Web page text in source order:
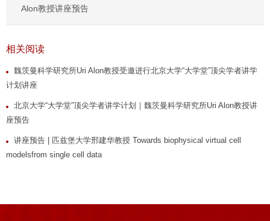
Alon教授讲座预告
相关阅读
魏茨曼科学研究所Uri Alon教授受邀进行北京大学“大学堂”顶尖学者讲学
计划讲座
北京大学“大学堂”顶尖学者讲学计划｜魏茨曼科学研究所Uri Alon教授讲
座预告
讲座预告 | 匹兹堡大学邢建华教授 Towards biophysical virtual cell
modelsfrom single cell data